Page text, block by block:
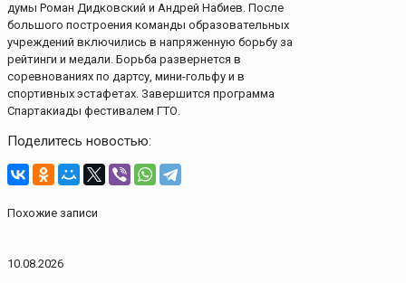
думы Роман Дидковский и Андрей Набиев. После
большого построения команды образовательных
учреждений включились в напряженную борьбу за
рейтинги и медали. Борьба развернется в
соревнованиях по дартсу, мини-гольфу и в
спортивных эстафетах. Завершится программа
Спартакиады фестивалем ГТО.
Поделитесь новостью:
Похожие записи
10.08.2026